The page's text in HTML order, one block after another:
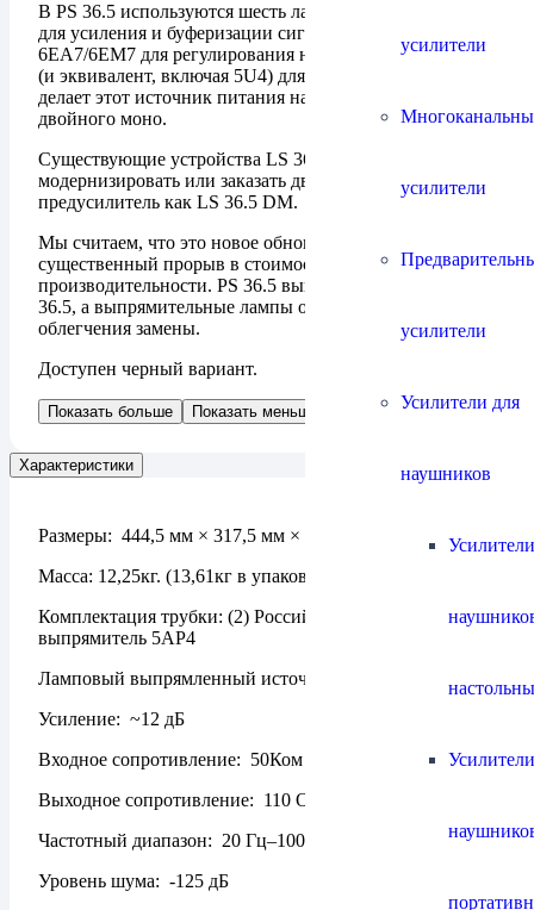
усилители
усилители
усилители
Усилители для
наушников
В PS 36.5 используются шесть ламп: (2) триода 6H30
для усиления и буферизации сигнала, (2) триода
6EA7/6EM7 для регулирования напряжения и (2) 5AR4
(и эквивалент, включая 5U4) для выпрямления, что
делает этот источник питания настоящей схемой
двойного моно.
Существующие устройства LS 36.5 можно
модернизировать или заказать двухблочный
предусилитель как LS 36.5 DM.
Мы считаем, что это новое обновление предлагает
существенный прорыв в стоимости и
производительности. PS 36.5 выполнен в стиле LS
36.5, а выпрямительные лампы открыты для
облегчения замены.
Доступен черный вариант.
Показать больше Показать меньше
Характеристики
Размеры: 444,5 мм × 317,5 мм × 120,65 мм.
Масса: 12,25кг. (13,61кг в упаковке)
Комплектация трубки: (2) Российские лампы 6Х30, (1)
выпрямитель 5АР4
Ламповый выпрямленный источник питания
Усиление: ~12 дБ
Входное сопротивление: 50Ком
Выходное сопротивление: 110 Ом
Частотный диапазон: 20 Гц–100 кГц +/- 1 дБ.
Уровень шума: -125 дБ